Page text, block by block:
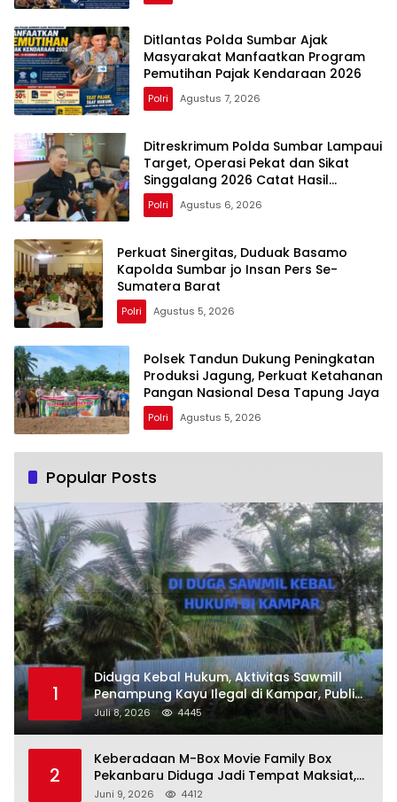
Ditlantas Polda Sumbar Ajak
Masyarakat Manfaatkan Program
Pemutihan Pajak Kendaraan 2026
Polri Agustus 7, 2026
Ditreskrimum Polda Sumbar Lampaui
Target, Operasi Pekat dan Sikat
Singgalang 2026 Catat Hasil
Maksimal
Polri Agustus 6, 2026
Perkuat Sinergitas, Duduak Basamo
Kapolda Sumbar jo Insan Pers Se-
Sumatera Barat
Polri Agustus 5, 2026
Polsek Tandun Dukung Peningkatan
Produksi Jagung, Perkuat Ketahanan
Pangan Nasional Desa Tapung Jaya
Polri Agustus 5, 2026
Popular Posts
1
Diduga Kebal Hukum, Aktivitas Sawmill
Penampung Kayu Ilegal di Kampar, Publik
Soroti Komitmen Penegakan Hukum Polres
Kampar
Juli 8, 2026 4445
2
Keberadaan M-Box Movie Family Box
Pekanbaru Diduga Jadi Tempat Maksiat,
Warga Resah Minta Pemerintah Lakukan
Juni 9, 2026 4412